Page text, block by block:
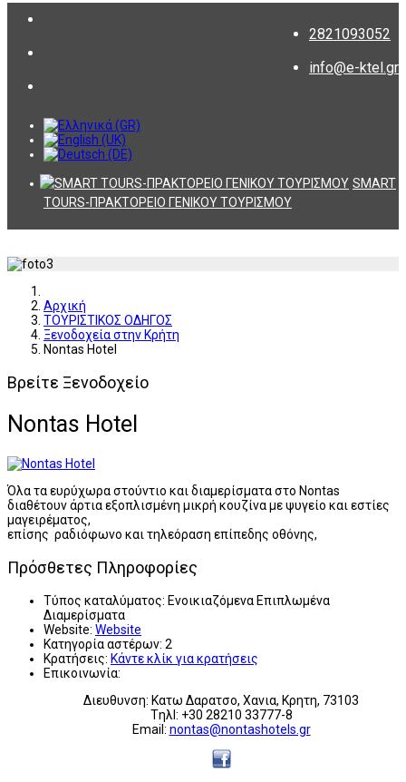
2821093052
info@e-ktel.gr
SMART
TOURS-ΠΡΑΚΤΟΡΕΙΟ ΓΕΝΙΚΟΥ ΤΟΥΡΙΣΜΟΥ
Αρχική
ΤΟΥΡΙΣΤΙΚΟΣ ΟΔΗΓΟΣ
Ξενοδοχεία στην Κρήτη
Nontas Hotel
Βρείτε Ξενοδοχείο
Nontas Hotel
Όλα τα ευρύχωρα στούντιο και διαμερίσματα στο Nontas
διαθέτουν άρτια εξοπλισμένη μικρή κουζίνα με ψυγείο και εστίες
μαγειρέματος,
επίσης ραδιόφωνο και τηλεόραση επίπεδης οθόνης,
Πρόσθετες Πληροφορίες
Τύπος καταλύματος: Ενοικιαζόμενα Επιπλωμένα
Διαμερίσματα
Website: Website
Κατηγορία αστέρων: 2
Κρατήσεις: Κάντε κλίκ για κρατήσεις
Επικοινωνία:
Διευθυνση: Κατω Δαρατσο, Χανια, Κρητη, 73103
Tηλl: +30 28210 33777-8
Email: nontas@nontashotels.gr